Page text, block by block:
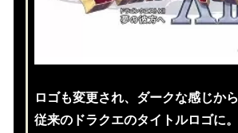
ロゴも変更され、ダークな感じから
従来のドラクエのタイトルロゴに。